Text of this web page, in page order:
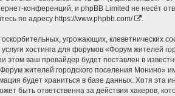
конференций, и phpBB Limited не несёт
по адресу https://www.phpbb.com/ .
угрожающих, клеветнических
хостинга для форумов «Форум жителей
этом ваш провайдер будет поставлен в
жителей городского поселения Монино»
будет храниться в базе данных. Хотя
быть ответственна за действия хакеров,